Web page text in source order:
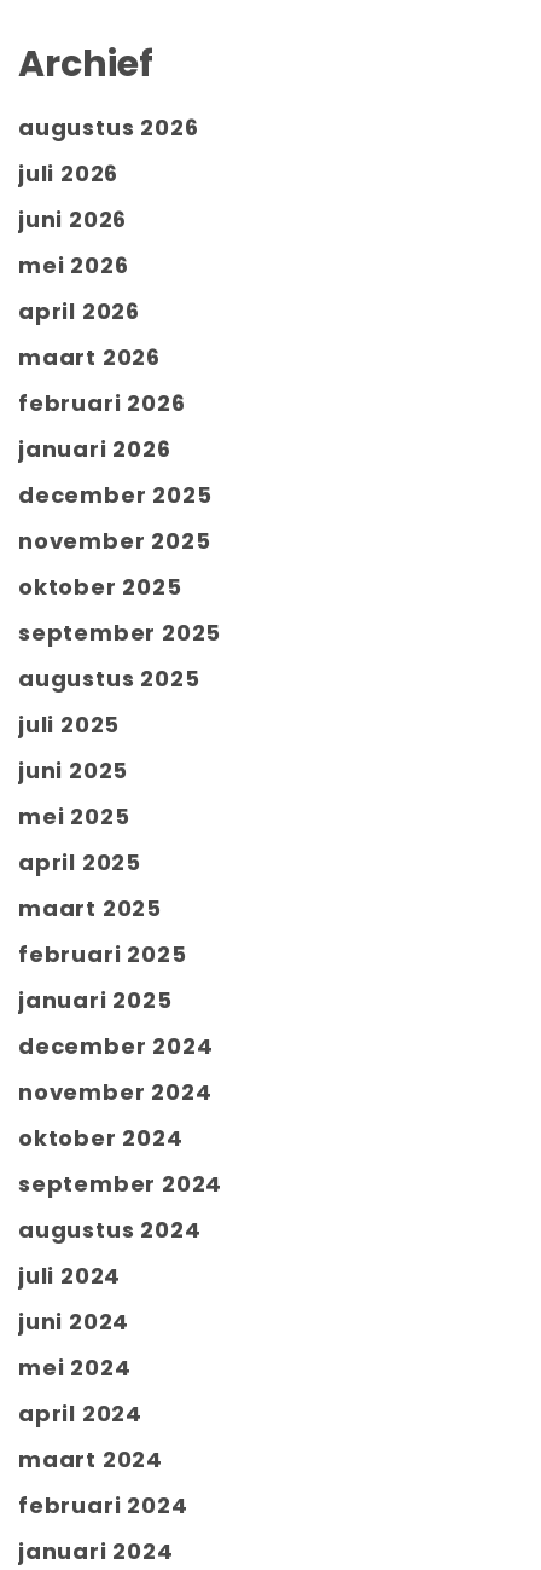
Archief
augustus 2026
juli 2026
juni 2026
mei 2026
april 2026
maart 2026
februari 2026
januari 2026
december 2025
november 2025
oktober 2025
september 2025
augustus 2025
juli 2025
juni 2025
mei 2025
april 2025
maart 2025
februari 2025
januari 2025
december 2024
november 2024
oktober 2024
september 2024
augustus 2024
juli 2024
juni 2024
mei 2024
april 2024
maart 2024
februari 2024
januari 2024